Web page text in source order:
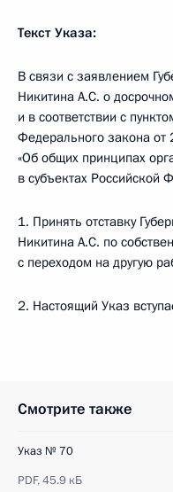
Текст Указа:
В связи с заявлением
Никитина A.С. o
и в соответствии с
Федерального закона
«Об общих принципах
в субъектах Российской
1. Принять отставку
Никитина А.С. по
с переходом на другую
2. Настоящий Указ
Смотрите также
Указ № 70
PDF,45.9 кБ